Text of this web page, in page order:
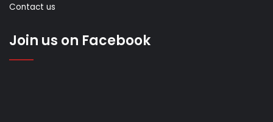
Contact us
Join us on Facebook